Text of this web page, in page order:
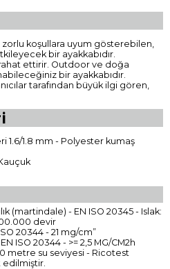
zorlu koşullara uyum gösterebilen,
bir ayakkabıdır.
rahat ettirir. Outdoor ve doğa
bir ayakkabıdır.
tarafından büyük ilgi gören,
1.6/1.8 mm - Polyester kumaş
(martindale) - EN ISO 20345 - Islak:
devir
20344 - 21 mg/cm”
ISO 20344 - >= 2,5 MG/CM2h
10 metre su seviyesi - Ricotest
edilmiştir.